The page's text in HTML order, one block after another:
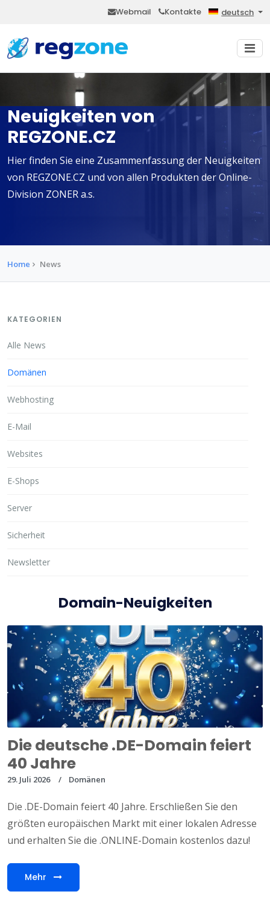
Webmail Kontakte deutsch
Neuigkeiten von
REGZONE.CZ
Hier finden Sie eine Zusammenfassung der Neuigkeiten
von REGZONE.CZ und von allen Produkten der Online-
Division ZONER a.s.
Home News
KATEGORIEN
Alle News
Domänen
Webhosting
E-Mail
Websites
E-Shops
Server
Sicherheit
Newsletter
Domain-Neuigkeiten
Die deutsche .DE-Domain feiert
40 Jahre
29. Juli 2026 Domänen
Die .DE-Domain feiert 40 Jahre. Erschließen Sie den
größten europäischen Markt mit einer lokalen Adresse
und erhalten Sie die .ONLINE-Domain kostenlos dazu!
Mehr